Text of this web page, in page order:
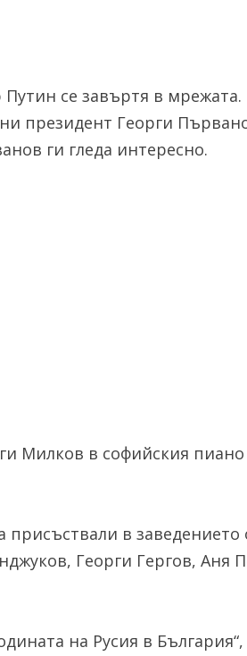
се завъртя в мрежата.
президент Георги
ги гледа интересно.
Милков в софийския
в заведението
Георги Гергов, Аня
на Русия в